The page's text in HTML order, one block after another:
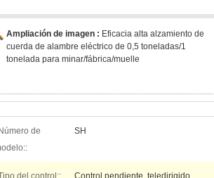
Ampliación de imagen : Eficacia alta alzamiento de
cuerda de alambre eléctrico de 0,5 toneladas/1
tonelada para minar/fábrica/muelle
Número de
SH
del control:: Control pendiente, teledirigido